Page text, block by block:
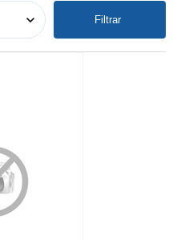
Filtrar